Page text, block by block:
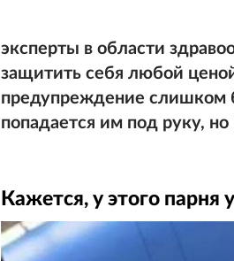
эксперты в области
защитить себя любой
предупреждение слишком
попадается им под руку,
Кажется, у этого парня